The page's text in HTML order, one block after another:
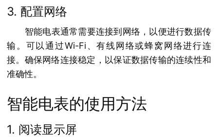
3. 配置网络
智能电表通常需要连接到网络，以便进行数据传
输。可以通过Wi-Fi、有线网络或蜂窝网络进行连
接。确保网络连接稳定，以保证数据传输的连续性和
准确性。
智能电表的使用方法
1. 阅读显示屏